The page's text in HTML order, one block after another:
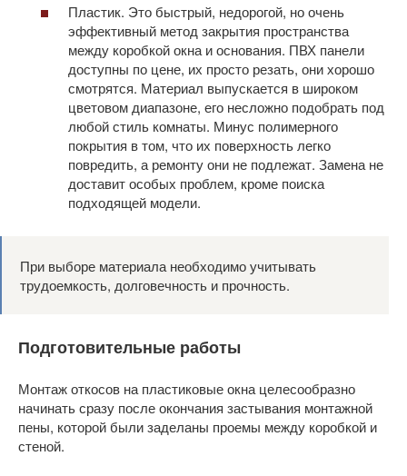
Пластик. Это быстрый, недорогой, но очень
эффективный метод закрытия пространства
между коробкой окна и основания. ПВХ панели
доступны по цене, их просто резать, они хорошо
смотрятся. Материал выпускается в широком
цветовом диапазоне, его несложно подобрать под
любой стиль комнаты. Минус полимерного
покрытия в том, что их поверхность легко
повредить, а ремонту они не подлежат. Замена не
доставит особых проблем, кроме поиска
подходящей модели.
При выборе материала необходимо учитывать
трудоемкость, долговечность и прочность.
Подготовительные работы
Монтаж откосов на пластиковые окна целесообразно
начинать сразу после окончания застывания монтажной
пены, которой были заделаны проемы между коробкой и
стеной.